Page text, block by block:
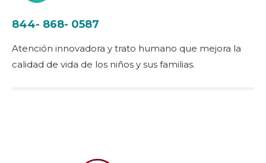
844- 868- 0587
Atención innovadora y trato humano que mejora la
calidad de vida de los niños y sus familias.